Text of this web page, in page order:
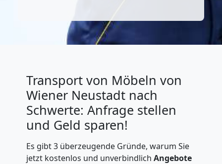
Transport von Möbeln von
Wiener Neustadt nach
Schwerte: Anfrage stellen
und Geld sparen!
Es gibt 3 überzeugende Gründe, warum Sie
jetzt kostenlos und unverbindlich Angebote